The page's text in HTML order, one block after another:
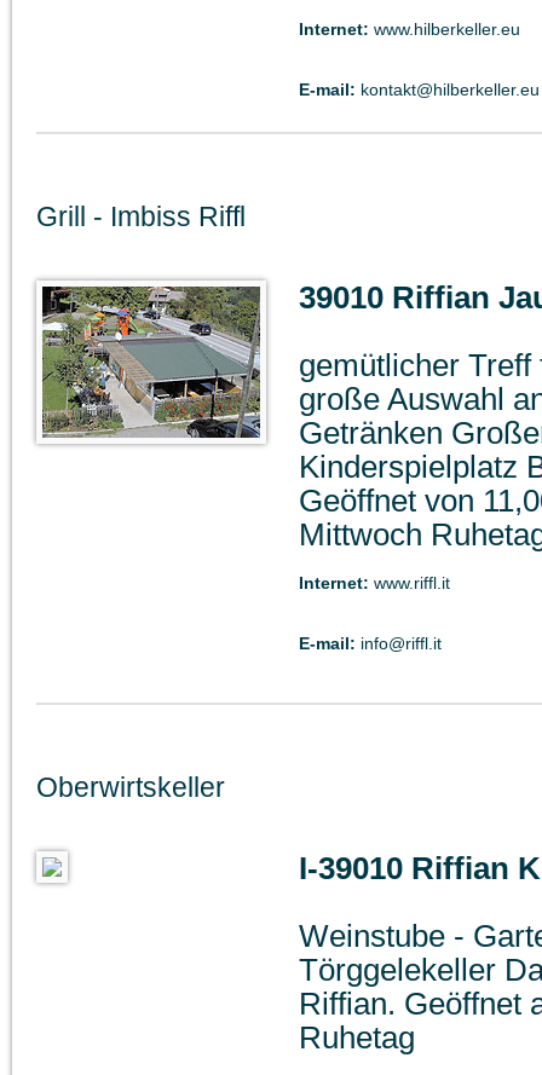
Internet: www.hilberkeller.eu
E-mail: kontakt@hilberkeller.eu
Grill - Imbiss Riffl
39010 Riffian
gemütlicher
große Auswahl
Getränken
Kinderspielplatz
Geöffnet von
Mittwoch
Internet: www.riffl.it
E-mail: info@riffl.it
Oberwirtskeller
I-39010 Riffian
Weinstube -
Törggelekeller
Riffian. Geöffnet
Ruhetag